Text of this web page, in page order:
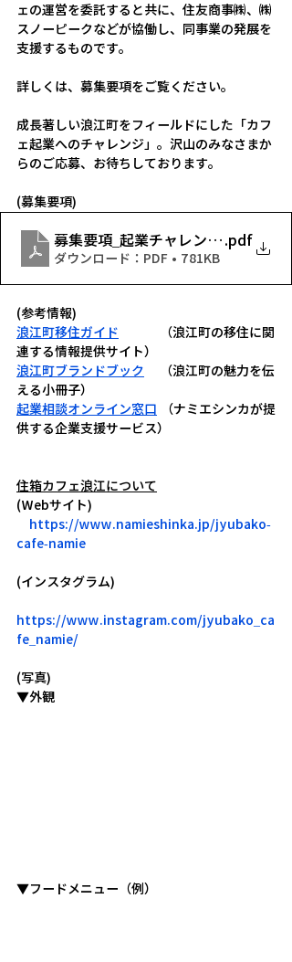
ェの運営を委託すると共に、住友商事㈱、㈱
スノーピークなどが協働し、同事業の発展を
支援するものです。
詳しくは、募集要項をご覧ください。
成長著しい浪江町をフィールドにした「カフ
ェ起業へのチャレンジ」。沢山のみなさまか
らのご応募、お待ちしております。
(募集要項)
募集要項_起業チャレンジ支援
.pdf
ダウンロード：PDF • 781KB
(参考情報)
浪江町移住ガイド （浪江町の移住に関
連する情報提供サイト）
浪江町ブランドブック
（浪江町の魅力を伝
える小冊子）
起業相談オンライン窓口 （ナミエシンカが提
供する企業支援サービス）
住箱カフェ浪江について
(Webサイト)
https://www.namieshinka.jp/jyubako-
cafe-namie
(インスタグラム)
https://www.instagram.com/jyubako_ca
fe_namie/
(写真)
▼外観
▼フードメニュー（例）